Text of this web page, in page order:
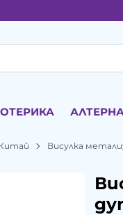
Висулка